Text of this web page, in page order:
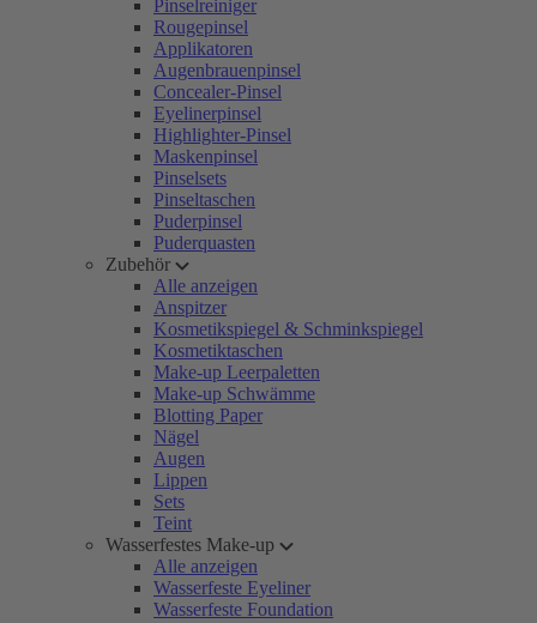
Pinselreiniger
Rougepinsel
Applikatoren
Augenbrauenpinsel
Concealer-Pinsel
Eyelinerpinsel
Highlighter-Pinsel
Maskenpinsel
Pinselsets
Pinseltaschen
Puderpinsel
Puderquasten
Zubehör
Alle anzeigen
Anspitzer
Kosmetikspiegel & Schminkspiegel
Kosmetiktaschen
Make-up Leerpaletten
Make-up Schwämme
Blotting Paper
Nägel
Augen
Lippen
Sets
Teint
Wasserfestes Make-up
Alle anzeigen
Wasserfeste Eyeliner
Wasserfeste Foundation